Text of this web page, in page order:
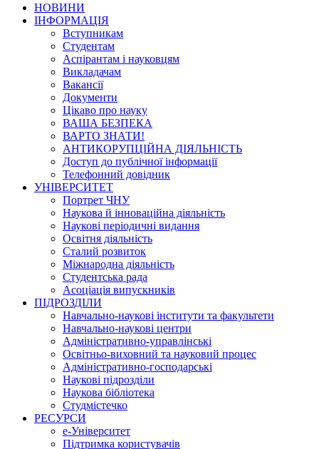
НОВИНИ
ІНФОРМАЦІЯ
Вступникам
Студентам
Аспірантам і науковцям
Викладачам
Вакансії
Документи
Цікаво про науку
ВАША БЕЗПЕКА
ВАРТО ЗНАТИ!
АНТИКОРУПЦІЙНА ДІЯЛЬНІСТЬ
Доступ до публічної інформації
Телефонний довідник
УНІВЕРСИТЕТ
Портрет ЧНУ
Наукова й інноваційна діяльність
Наукові періодичні видання
Освітня діяльність
Сталий розвиток
Міжнародна діяльність
Студентська рада
Асоціація випускників
ПІДРОЗДІЛИ
Навчально-наукові інститути та факультети
Навчально-наукові центри
Адміністративно-управлінські
Освітньо-виховний та науковий процес
Адміністративно-господарські
Наукові підрозділи
Наукова бібліотека
Студмістечко
РЕСУРСИ
е-Університет
Підтримка користувачів